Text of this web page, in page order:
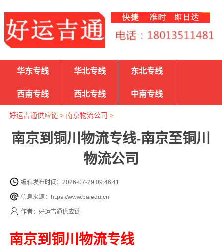
华东专线 华北专线 东北专线
西南专线 西北专线 中南专线
好运吉通供应链> 南京物流公司 >
南京到铜川物流专线-南京至铜川
物流公司
编辑发布时间：2026-07-29 09:46:41
信息来源：https://www.baiedu.cn
作者：好运吉通供应链
南京到铜川物流专线